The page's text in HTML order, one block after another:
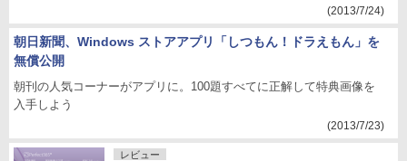
(2013/7/24)
朝日新聞、Windows ストアアプリ「しつもん！ドラえもん」を
無償公開
朝刊の人気コーナーがアプリに。100題すべてに正解して特典画像を
入手しよう
(2013/7/23)
レビュー